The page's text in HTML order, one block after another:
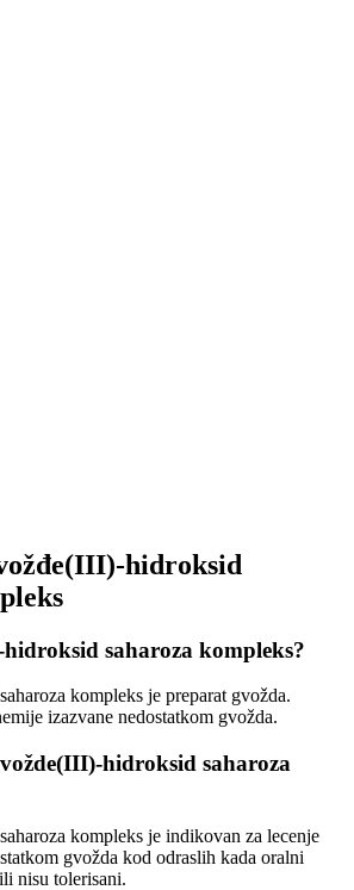
hidroksid
saharoza kompleks?
kompleks je preparat gvožda.
izazvane nedostatkom gvožda.
hidroksid saharoza
kompleks je indikovan za lecenje
gvožda kod odraslih kada oralni
nisu tolerisani.